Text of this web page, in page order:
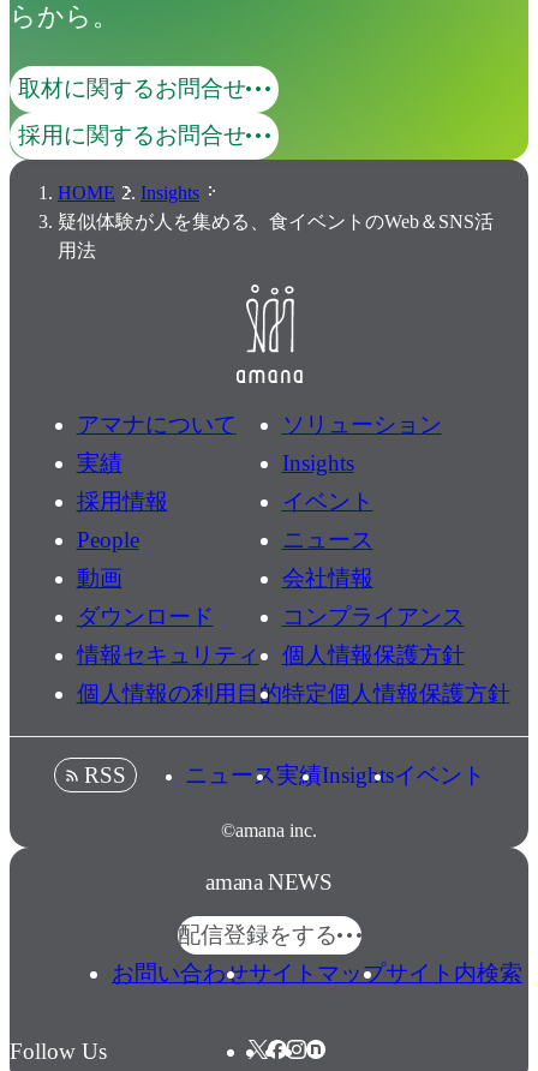
らから。
取材に関するお問合せ
採用に関するお問合せ
HOME
Insights
疑似体験が人を集める、食イベントのWeb＆SNS活
用法
アマナについて
ソリューション
実績
Insights
採用情報
イベント
People
ニュース
動画
会社情報
ダウンロード
コンプライアンス
情報セキュリティ
個人情報保護方針
個人情報の利用目的特定個人情報保護方針
©amana inc.
RSS ニュース実績Insightsイベント
amana NEWS
配信登録をする
お問い合わせサイトマップサイト内検索
Follow Us